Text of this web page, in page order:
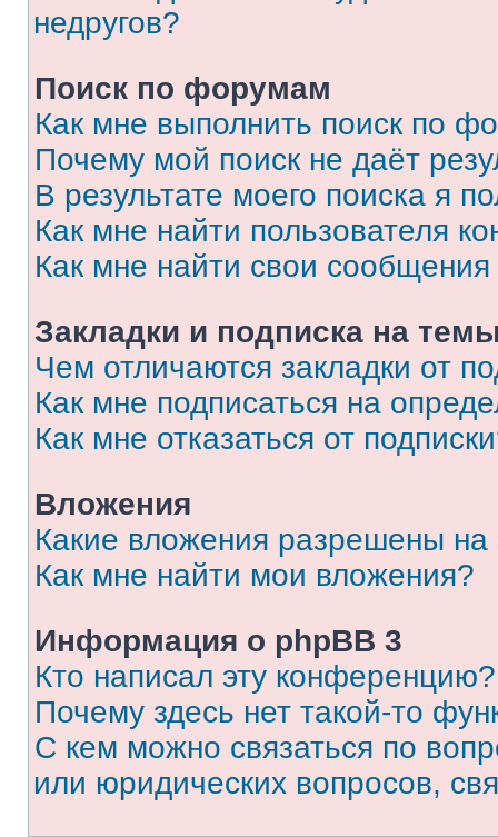
недругов?
Поиск по форумам
Как мне выполнить поиск по
Почему мой поиск не даёт
В результате моего поиска я
Как мне найти пользователя
Как мне найти свои
Закладки и подписка на
Чем отличаются закладки от
Как мне подписаться на
Как мне отказаться от
Вложения
Какие вложения разрешены
Как мне найти мои вложения?
Информация о phpBB 3
Кто написал эту конференцию?
Почему здесь нет такой-то
С кем можно связаться по
или юридических вопросов,